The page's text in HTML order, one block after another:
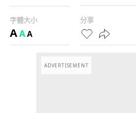
字體大小
AAA
分享
ADVERTISEMENT